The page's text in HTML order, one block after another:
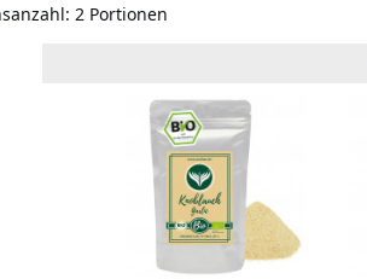
2 Portionen